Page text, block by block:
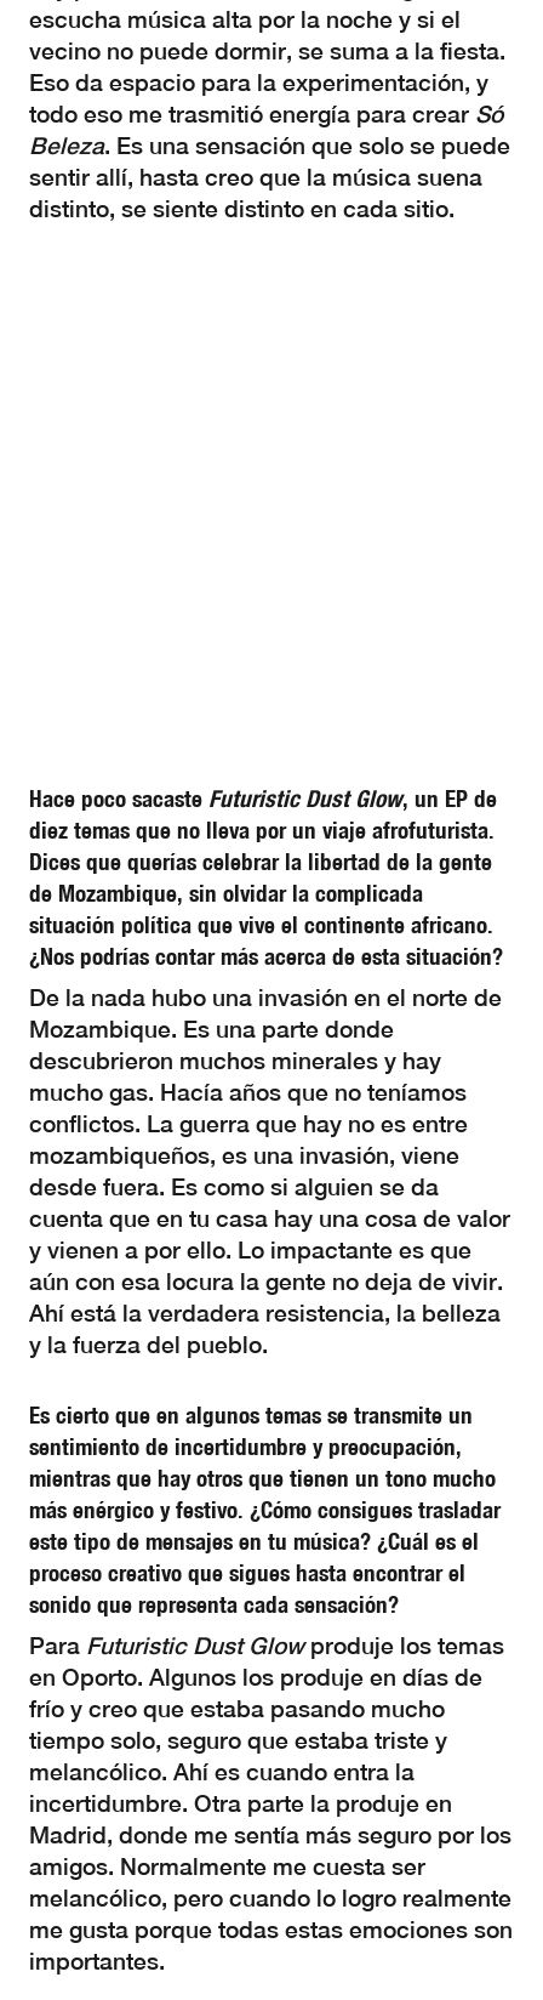
escucha música alta por la noche y si el
vecino no puede dormir, se suma a la fiesta.
Eso da espacio para la experimentación, y
todo eso me trasmitió energía para crear Só
Beleza. Es una sensación que solo se puede
sentir allí, hasta creo que la música suena
distinto, se siente distinto en cada sitio.
Hace poco sacaste Futuristic Dust Glow, un EP de
diez temas que no lleva por un viaje afrofuturista.
Dices que querías celebrar la libertad de la gente
de Mozambique, sin olvidar la complicada
situación política que vive el continente africano.
¿Nos podrías contar más acerca de esta situación?
De la nada hubo una invasión en el norte de
Mozambique. Es una parte donde
descubrieron muchos minerales y hay
mucho gas. Hacía años que no teníamos
conflictos. La guerra que hay no es entre
mozambiqueños, es una invasión, viene
desde fuera. Es como si alguien se da
cuenta que en tu casa hay una cosa de valor
y vienen a por ello. Lo impactante es que
aún con esa locura la gente no deja de vivir.
Ahí está la verdadera resistencia, la belleza
y la fuerza del pueblo.
Es cierto que en algunos temas se transmite un
sentimiento de incertidumbre y preocupación,
mientras que hay otros que tienen un tono mucho
más enérgico y festivo. ¿Cómo consigues trasladar
este tipo de mensajes en tu música? ¿Cuál es el
proceso creativo que sigues hasta encontrar el
sonido que representa cada sensación?
Para Futuristic Dust Glowproduje los temas
en Oporto. Algunos los produje en días de
frío y creo que estaba pasando mucho
tiempo solo, seguro que estaba triste y
melancólico. Ahí es cuando entra la
incertidumbre. Otra parte la produje en
Madrid, donde me sentía más seguro por los
amigos. Normalmente me cuesta ser
melancólico, pero cuando lo logro realmente
me gusta porque todas estas emociones son
importantes.